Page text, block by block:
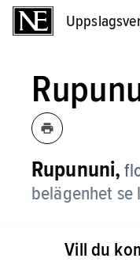
Rupununi,
belägenhet se
Vill du